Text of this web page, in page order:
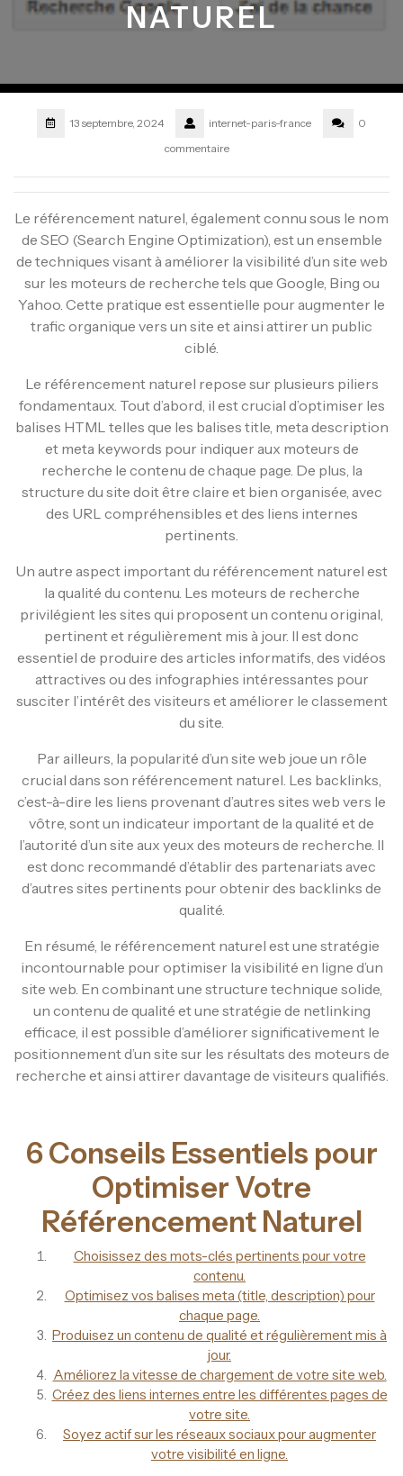
NATUREL
13 septembre, 2024 internet-paris-france
0
commentaire
Le référencement naturel, également connu sous le nom
de SEO (Search Engine Optimization), est un ensemble
de techniques visant à améliorer la visibilité d’un site web
sur les moteurs de recherche tels que Google, Bing ou
Yahoo. Cette pratique est essentielle pour augmenter le
trafic organique vers un site et ainsi attirer un public
ciblé.
Le référencement naturel repose sur plusieurs piliers
fondamentaux. Tout d’abord, il est crucial d’optimiser les
balises HTML telles que les balises title, meta description
et meta keywords pour indiquer aux moteurs de
recherche le contenu de chaque page. De plus, la
structure du site doit être claire et bien organisée, avec
des URL compréhensibles et des liens internes
pertinents.
Un autre aspect important du référencement naturel est
la qualité du contenu. Les moteurs de recherche
privilégient les sites qui proposent un contenu original,
pertinent et régulièrement mis à jour. Il est donc
essentiel de produire des articles informatifs, des vidéos
attractives ou des infographies intéressantes pour
susciter l’intérêt des visiteurs et améliorer le classement
du site.
Par ailleurs, la popularité d’un site web joue un rôle
crucial dans son référencement naturel. Les backlinks,
c’est-à-dire les liens provenant d’autres sites web vers le
vôtre, sont un indicateur important de la qualité et de
l’autorité d’un site aux yeux des moteurs de recherche. Il
est donc recommandé d’établir des partenariats avec
d’autres sites pertinents pour obtenir des backlinks de
qualité.
En résumé, le référencement naturel est une stratégie
incontournable pour optimiser la visibilité en ligne d’un
site web. En combinant une structure technique solide,
un contenu de qualité et une stratégie de netlinking
efficace, il est possible d’améliorer significativement le
positionnement d’un site sur les résultats des moteurs de
recherche et ainsi attirer davantage de visiteurs qualifiés.
6 Conseils Essentiels pour
Optimiser Votre
Référencement Naturel
Choisissez des mots-clés pertinents pour votre
contenu.
Optimisez vos balises meta (title, description) pour
chaque page.
Produisez un contenu de qualité et régulièrement mis à
jour.
Améliorez la vitesse de chargement de votre site web.
Créez des liens internes entre les différentes pages de
votre site.
Soyez actif sur les réseaux sociaux pour augmenter
votre visibilité en ligne.